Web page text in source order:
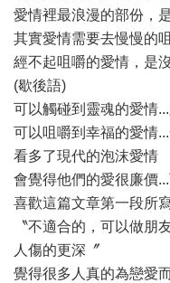
愛情裡最浪漫的部份，
其實愛情需要去慢慢的
經不起咀嚼的愛情，是
(歇後語)
可以觸碰到靈魂的愛情
可以咀嚼到幸福的愛情
看多了現代的泡沫愛情
會覺得他們的愛很廉價
喜歡這篇文章第一段所
〝不適合的，可以做朋
人傷的更深〞
覺得很多人真的為戀愛